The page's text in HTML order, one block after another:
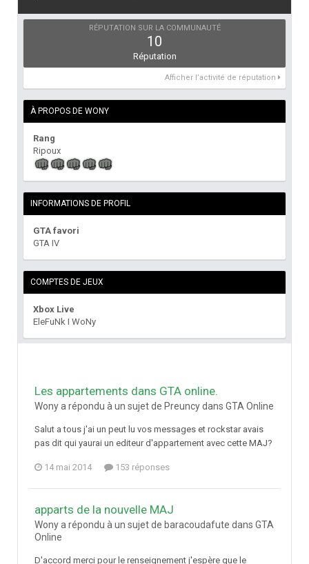
RÉPUTATION SUR LA COMMUNAUTÉ
10
Réputation
Afficher l’activité de réputation
À PROPOS DE WONY
Rang
Ripoux
INFORMATIONS DE PROFIL
GTA favori
GTA IV
COMPTES DE JEUX
Xbox Live
EleFuNk I WoNy
Les appartements dans GTA online.
Wony a répondu à un sujet de Preuncy dans GTA Online
Salut a tous j'ai un peut lu vos messages et rockstar avais
pas dit qui yaurai un editeur d'appartement avec cette MAJ?
14 mai 2014 153 réponses
apparts de la nouvelle MAJ
Wony a répondu à un sujet de baracoudafute dans GTA
Online
D'accord merci pour le renseignement j'espère que le